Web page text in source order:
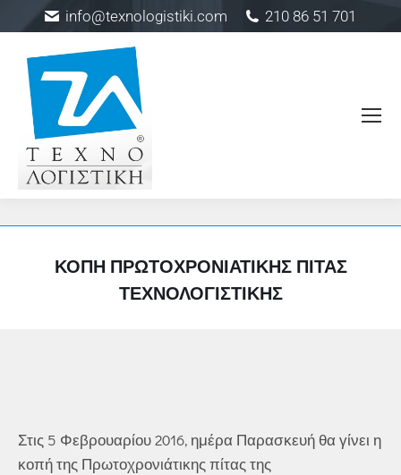
info@texnologistiki.com 210 86 51 701
ΚΟΠΉ ΠΡΩΤΟΧΡΟΝΙΆΤΙΚΗΣ ΠΊΤΑΣ
ΤΕΧΝΟΛΟΓΙΣΤΙΚΉΣ
Στις 5 Φεβρουαρίου 2016, ημέρα Παρασκευή θα γίνει η
κοπή της Πρωτοχρονιάτικης πίτας της